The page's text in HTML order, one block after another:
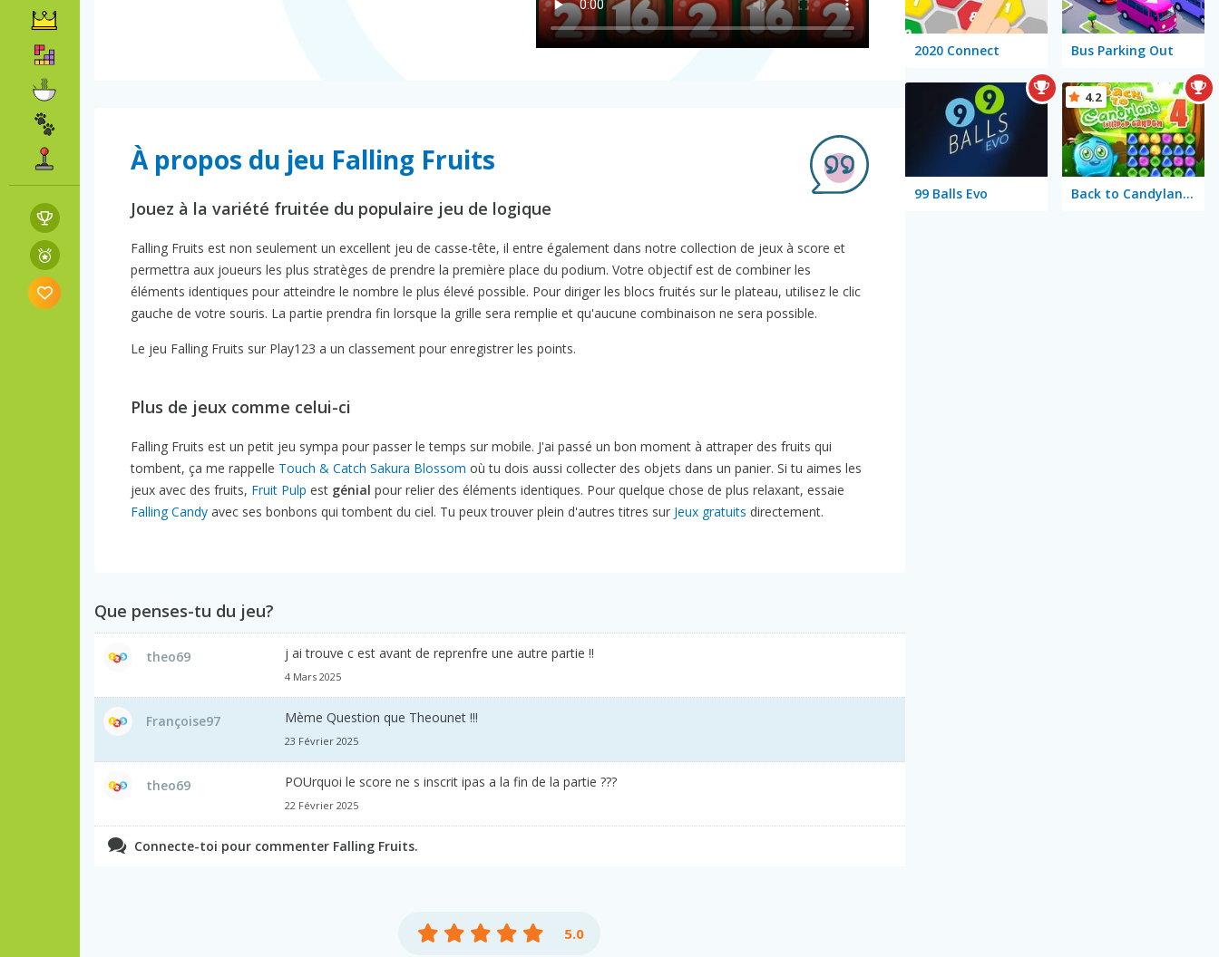
À propos du jeu Falling Fruits
Jouez à la variété fruitée du populaire jeu de logique
Falling Fruits est non seulement un excellent jeu de casse-tête, il entre également dans notre collection de jeux à score et
permettra aux joueurs les plus stratèges de prendre la première place du podium. Votre objectif est de combiner les
éléments identiques pour atteindre le nombre le plus élevé possible. Pour diriger les blocs fruités sur le plateau, utilisez le clic
gauche de votre souris. La partie prendra fin lorsque la grille sera remplie et qu'aucune combinaison ne sera possible.
Le jeu Falling Fruits sur Play123 a un classement pour enregistrer les points.
Plus de jeux comme celui-ci
Falling Fruits est un petit jeu sympa pour passer le temps sur mobile. J'ai passé un bon moment à attraper des fruits qui
tombent, ça me rappelle Touch & Catch Sakura Blossom où tu dois aussi collecter des objets dans un panier. Si tu aimes les
jeux avec des fruits, Fruit Pulp est génial pour relier des éléments identiques. Pour quelque chose de plus relaxant, essaie
Falling Candy avec ses bonbons qui tombent du ciel. Tu peux trouver plein d'autres titres sur Jeux gratuits directement.
Que penses-tu du jeu?
theo69 j ai trouve c est avant de reprenfre une autre partie !!
4 Mars 2025
Françoise97 Mème Question que Theounet !!!
23 Février 2025
theo69 POUrquoi le score ne s inscrit ipas a la fin de la partie ???
22 Février 2025
Connecte-toi pour commenter Falling Fruits.
5.0
2020 Connect Bus Parking Out
99 Balls Evo Back to Candyland 4: Lollipop Garden
4.2